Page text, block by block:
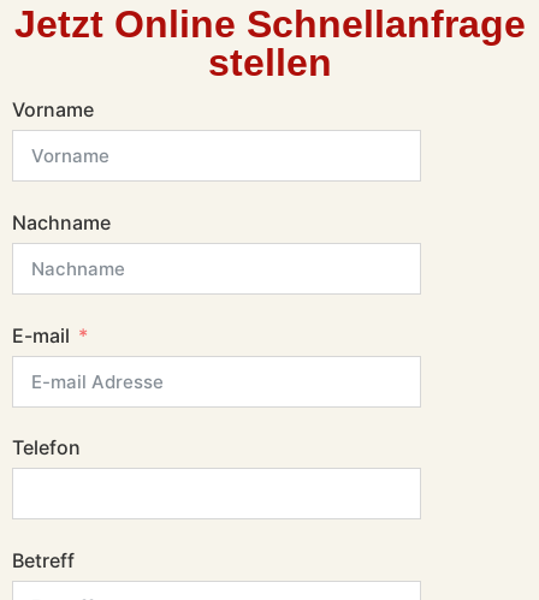
Jetzt Online Schnellanfrage
stellen
Vorname
Nachname
E-mail
Telefon
Betreff